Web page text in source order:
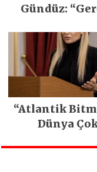
Gündüz:
içinde
“Atlantik
Dünya